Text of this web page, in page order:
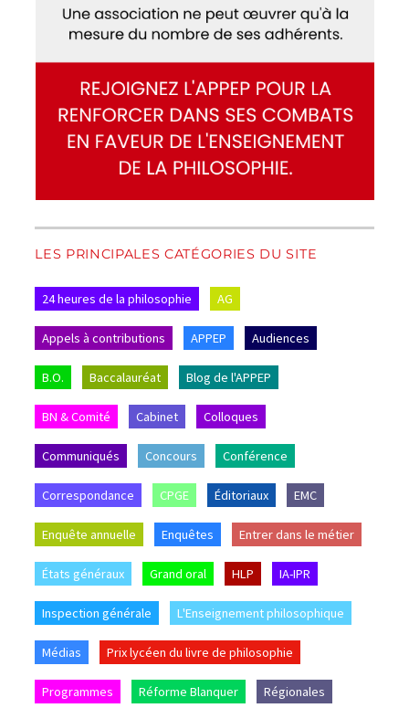
LES PRINCIPALES CATÉGORIES DU SITE
24 heures de la philosophie AG
Appels à contributions APPEP Audiences
B.O. Baccalauréat Blog de l'APPEP
BN & Comité Cabinet Colloques
Communiqués Concours Conférence
Correspondance CPGE Éditoriaux EMC
Enquête annuelle Enquêtes Entrer dans le métier
États généraux Grand oral HLP IA-IPR
Inspection générale L'Enseignement philosophique
Médias Prix lycéen du livre de philosophie
Programmes Réforme Blanquer Régionales